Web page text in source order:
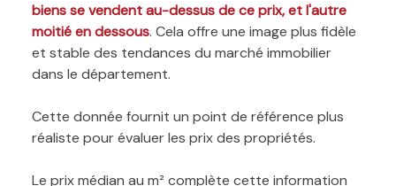
biens se vendent au-dessus de ce prix, et l'autre
moitié en dessous. Cela offre une image plus fidèle
et stable des tendances du marché immobilier
dans le département.
Cette donnée fournit un point de référence plus
réaliste pour évaluer les prix des propriétés.
Le prix médian au m² complète cette information